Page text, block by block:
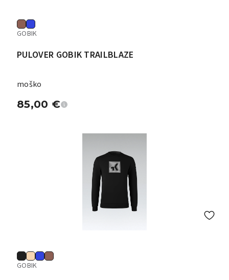
GOBIK
PULOVER GOBIK TRAILBLAZE
moško
85,00 €
GOBIK